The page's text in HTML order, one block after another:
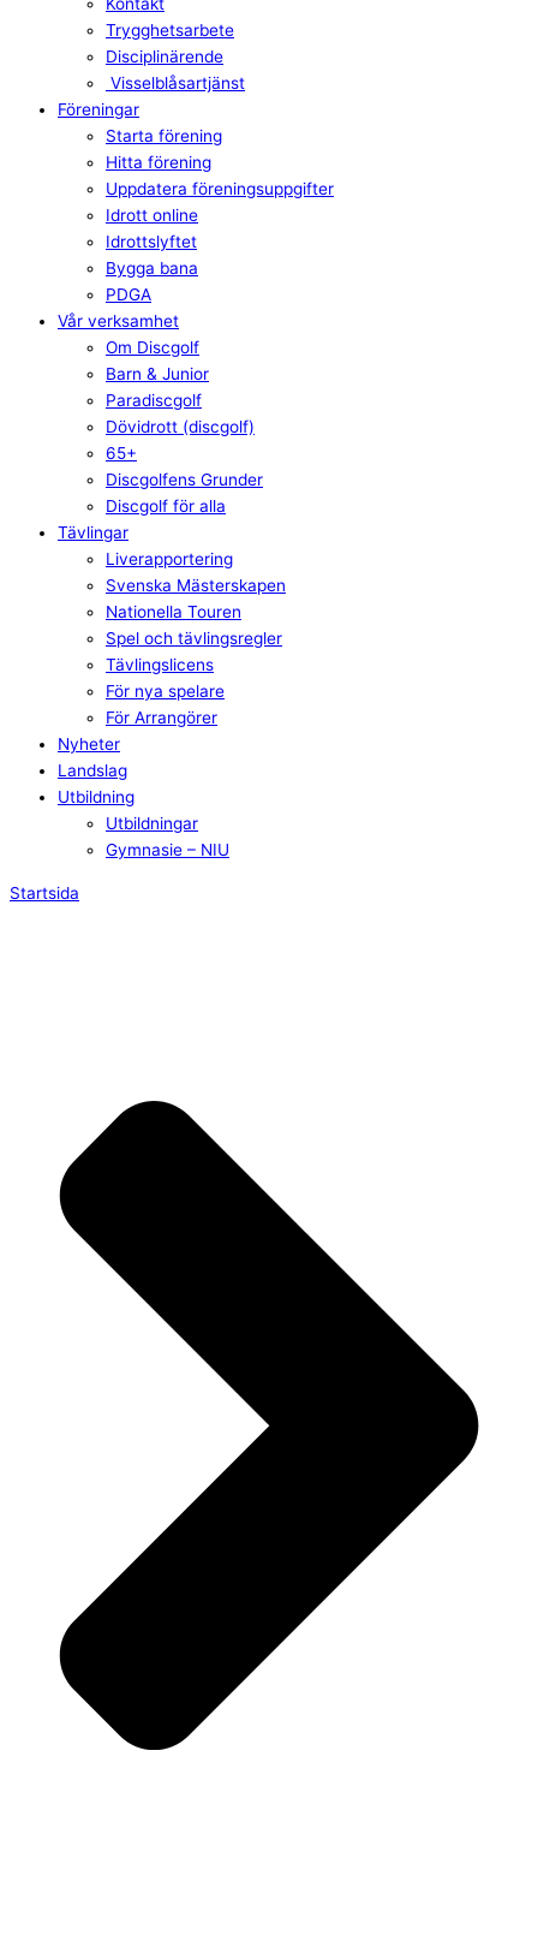
Trygghetsarbete
Disciplinärende
Visselblåsartjänst
Föreningar
Starta förening
Hitta förening
Uppdatera föreningsuppgifter
Idrott online
Idrottslyftet
Bygga bana
PDGA
Vår verksamhet
Om Discgolf
Barn & Junior
Paradiscgolf
Dövidrott (discgolf)
65+
Discgolfens Grunder
Discgolf för alla
Tävlingar
Liverapportering
Svenska Mästerskapen
Nationella Touren
Spel och tävlingsregler
Tävlingslicens
För nya spelare
För Arrangörer
Nyheter
Landslag
Utbildning
Utbildningar
Gymnasie – NIU
Startsida